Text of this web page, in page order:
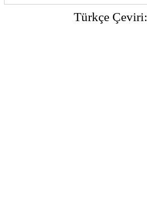
Türkçe Çeviri: